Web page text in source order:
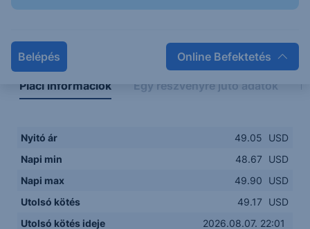
Belépés Online Befektetés
Piaci információk Egy részvényre jutó adatok
Nyitó ár 49.05
USD
Napi min
48.67
USD
Napi max
49.90
USD
Utolsó kötés
49.17
USD
Utolsó kötés ideje
2026.08.07. 22:01